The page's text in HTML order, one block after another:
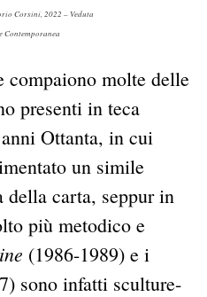
Corsini, 2022 – Veduta
Contemporanea
compaiono molte delle
presenti in teca
Ottanta, in cui
un simile
carta, seppur in
più metodico e
(1986-1989) e i
sono infatti sculture-